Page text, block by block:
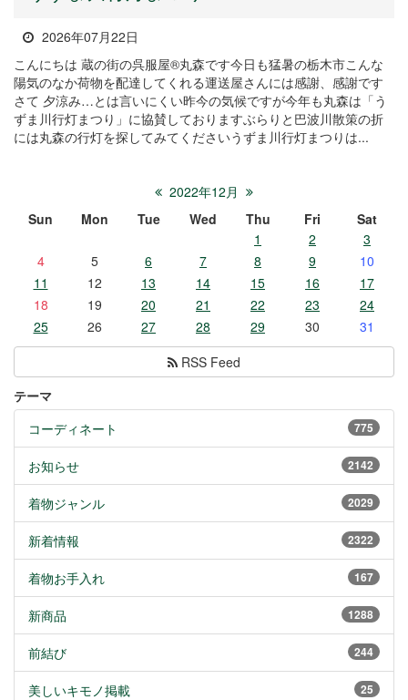
2026年07月22日
こんにちは 蔵の街の呉服屋®丸森です今日も猛暑の栃木市こんな
陽気のなか荷物を配達してくれる運送屋さんには感謝、感謝です
さて 夕涼み…とは言いにくい昨今の気候ですが今年も丸森は「う
ずま川行灯まつり」に協賛しておりますぶらりと巴波川散策の折
には丸森の行灯を探してみてくださいうずま川行灯まつりは...
2022年12月
Sun
Mon Tue Wed Thu Fri
Sat
1
2
3
4
5 6 7 8 9
10
11
12 13 14 15 16
17
18
19 20 21 22 23
24
25
26 27 28 29 30
31
RSS Feed
テーマ
775
コーディネート
2142
お知らせ
2029
着物ジャンル
2322
新着情報
167
着物お手入れ
1288
新商品
244
前結び
25
美しいキモノ掲載